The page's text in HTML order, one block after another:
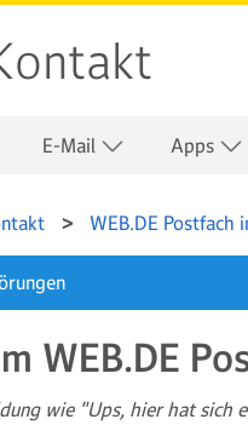
E-Mail Apps
WEB.DE Postfach
WEB.DE
wie "Ups, hier hat